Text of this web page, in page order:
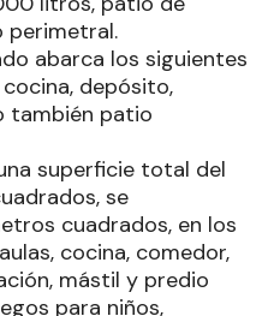
perimetral.
abarca los siguientes
depósito,
también patio
superficie total del
se
cuadrados, en los
cocina, comedor,
mástil y predio
para niños,